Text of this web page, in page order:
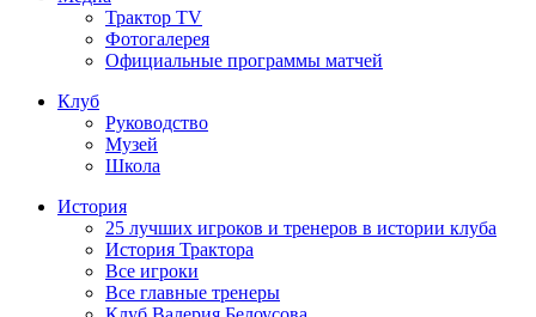
Трактор TV
Фотогалерея
Официальные программы матчей
Клуб
Руководство
Музей
Школа
История
25 лучших игроков и тренеров в истории клуба
История Трактора
Все игроки
Все главные тренеры